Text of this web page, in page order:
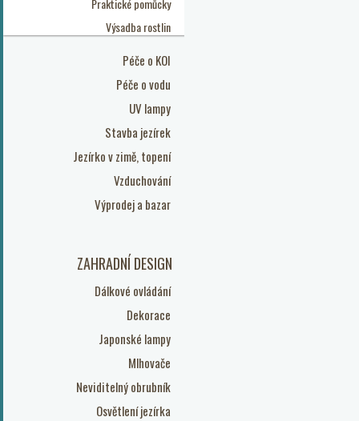
Praktické pomůcky
Výsadba rostlin
Péče o KOI
Péče o vodu
UV lampy
Stavba jezírek
Jezírko v zimě, topení
Vzduchování
Výprodej a bazar
ZAHRADNÍ DESIGN
Dálkové ovládání
Dekorace
Japonské lampy
Mlhovače
Neviditelný obrubník
Osvětlení jezírka